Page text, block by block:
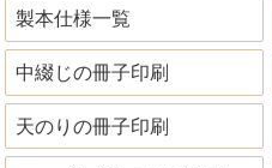
製本仕様一覧
中綴じの冊子印刷
天のりの冊子印刷